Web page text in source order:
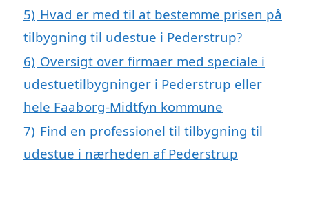
5) Hvad er med til at bestemme prisen på
tilbygning til udestue i Pederstrup?
6) Oversigt over firmaer med speciale i
udestuetilbygninger i Pederstrup eller
hele Faaborg-Midtfyn kommune
7) Find en professionel til tilbygning til
udestue i nærheden af Pederstrup